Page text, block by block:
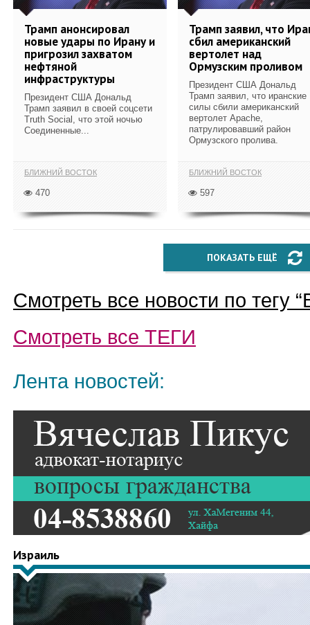
Трамп анонсировал
новые удары по Ирану и
пригрозил захватом
нефтяной
инфраструктуры
Президент США Дональд
Трамп заявил в своей соцсети
Truth Social, что этой ночью
Соединенные...
БЛИЖНИЙ ВОСТОК
470
Трамп заявил, что
сбил американский
вертолет над
Ормузским проливом
Президент США Дональд
Трамп заявил, что иранские
силы сбили американский
вертолет Apache,
патрулировавший район
Ормузского пролива.
БЛИЖНИЙ ВОСТОК
597
ПОКАЗАТЬ ЕЩЁ
Смотреть все новости по тегу “
Смотреть все ТЕГИ
Лента новостей:
Израиль